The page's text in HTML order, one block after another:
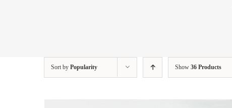
Sort by Popularity Show 36 Products